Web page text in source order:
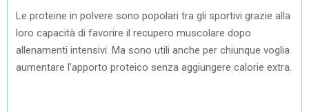
Le proteine in polvere sono popolari tra gli sportivi grazie alla
loro capacità di favorire il recupero muscolare dopo
allenamenti intensivi. Ma sono utili anche per chiunque voglia
aumentare l’apporto proteico senza aggiungere calorie extra.